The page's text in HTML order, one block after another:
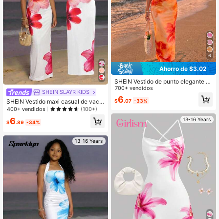
SHEIN SLAYR KIDS
SHEIN Vestido maxi casual de vaca
ciones con estampado floral, de aju
da descubierta y cruzada, para adol
rano
400+ vendidos (100+)
$6.89 -34%
13-16 Years
6
Ahorro de $3.02
SHEIN Vestido de punto elegante c
on tirantes finos y estampado floral
para adolescentes, naranja-amarill
o
700+ vendidos
$6.07 -33%
13-16 Years